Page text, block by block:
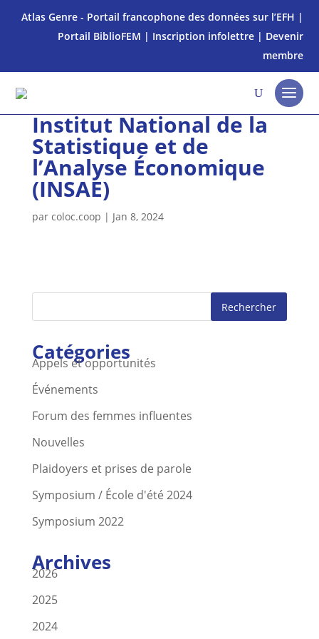
Atlas Genre - Portail francophone des données sur l’EFH |
Portail BiblioFEM | Inscription infolettre| Devenir
membre
Institut National de la
Statistique et de
l’Analyse Économique
(INSAE)
par coloc.coop | Jan 8, 2024
Rechercher
Catégories
Appels et opportunités
Événements
Forum des femmes influentes
Nouvelles
Plaidoyers et prises de parole
Symposium / École d'été 2024
Symposium 2022
Archives
2026
2025
2024